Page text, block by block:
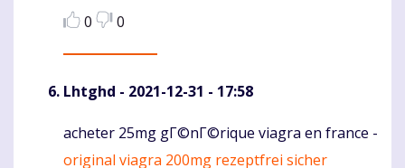
0
0
Lhtghd - 2021-12-31 - 17:58
Komentaras
acheter 25mg gГ©nГ©rique viagra en france -
original viagra 200mg rezeptfrei sicher